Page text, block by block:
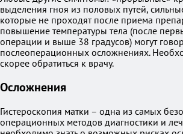
выделения гноя из половых путей,
которые не проходят после приема
повышение температуры тела (после
операции и выше 38 градусов) могут
послеоперационных осложнениях.
скорее обратиться к врачу.
Осложнения
Гистероскопия матки – одна из самых
операционных методов диагностики и